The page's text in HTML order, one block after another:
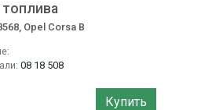
Opel Corsa B
08 18 508
Купить